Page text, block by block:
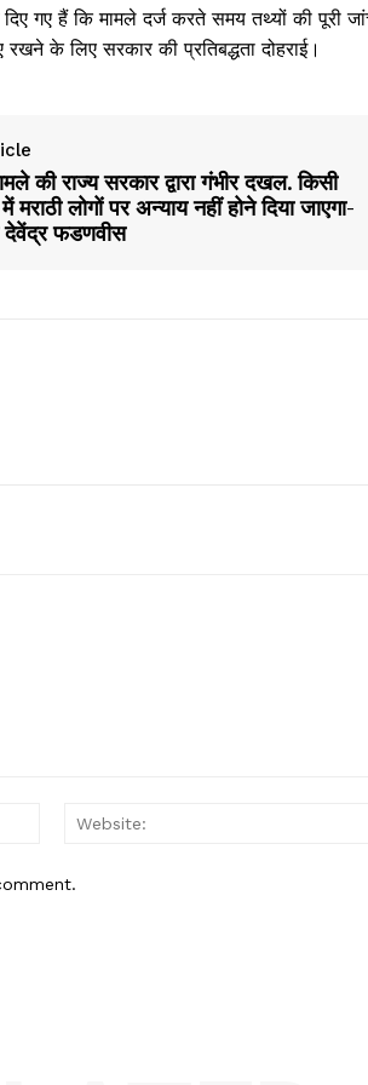
गए हैं कि मामले दर्ज करते समय तथ्यों की पूरी
के लिए सरकार की प्रतिबद्धता दोहराई।
की राज्य सरकार द्वारा गंभीर दखल. किसी
मराठी लोगों पर अन्याय नहीं होने दिया जाएगा-
देवेंद्र फडणवीस
Email:*